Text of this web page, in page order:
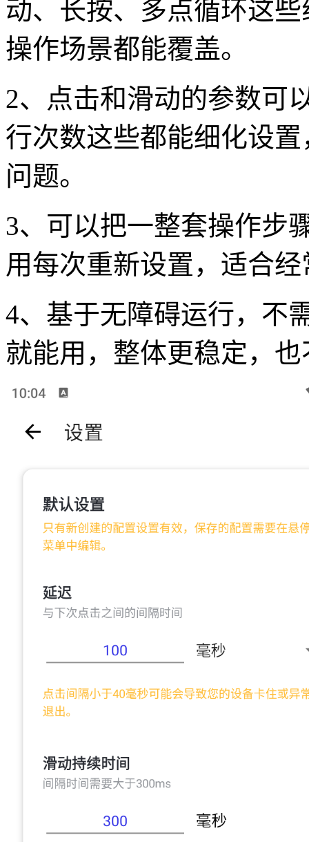
动、长按、多点循环这
操作场景都能覆盖。
2、点击和滑动的参数可
行次数这些都能细化设
问题。
3、可以把一整套操作步
用每次重新设置，适合
4、基于无障碍运行，不
就能用，整体更稳定，